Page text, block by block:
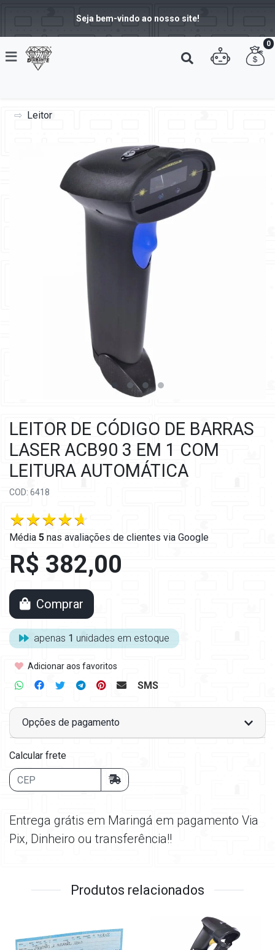
Seja bem-vindo ao nosso site!
0
Leitor
LEITOR DE CÓDIGO DE BARRAS
LASER ACB90 3 EM 1 COM
LEITURA AUTOMÁTICA
COD: 6418
Média 5 nas avaliações de clientes via Google
R$ 382,00
Comprar
apenas 1 unidades em estoque
Adicionar aos favoritos
SMS
Opções de pagamento
Calcular frete
Entrega grátis em Maringá em pagamento Via
Pix, Dinheiro ou transferência!!
Produtos relacionados